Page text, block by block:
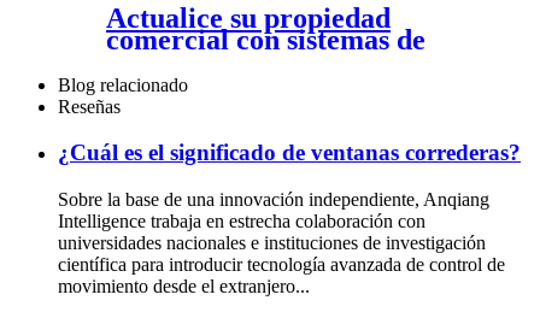
Actualice su propiedad
comercial con sistemas de
Personalización de la
durabilidad
Blog relacionado
Reseñas
¿Cuál es el significado de ventanas correderas?
Sobre la base de una innovación independiente, Anqiang
Intelligence trabaja en estrecha colaboración con
universidades nacionales e instituciones de investigación
científica para introducir tecnología avanzada de control de
movimiento desde el extranjero...